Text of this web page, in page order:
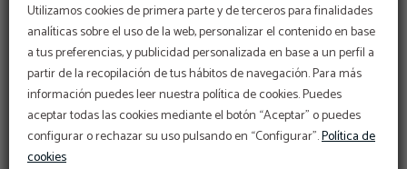
Utilizamos cookies de primera parte y de terceros para finalidades
analíticas sobre el uso de la web, personalizar el contenido en base
a tus preferencias, y publicidad personalizada en base a un perfil a
partir de la recopilación de tus hábitos de navegación. Para más
información puedes leer nuestra política de cookies. Puedes
aceptar todas las cookies mediante el botón “Aceptar” o puedes
configurar o rechazar su uso pulsando en “Configurar”.Política de
cookies
FIESTAS